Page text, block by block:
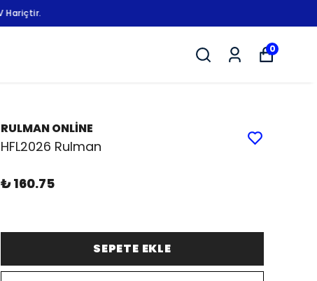
0
RULMAN ONLİNE
HFL2026 Rulman
₺ 160.75
SEPETE EKLE